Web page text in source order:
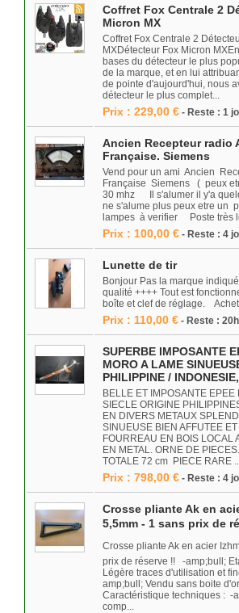
Coffret Fox Centrale 2
Micron MX
Coffret Fox Centrale 2
MXDétecteur Fox Micron
bases du détecteur le plus
de la marque, et en lui
de pointe d'aujourd'hui, nous
détecteur le plus complet...
Prix : 229,00 € - Reste : 1
Ancien Recepteur radio
Française. Siemens
Vend pour un ami Ancien
Française Siemens ( peux
30 mhz Il s'alumer il y'a
ne s'alume plus peux etre un
lampes à verifier Poste très
Prix : 100,00 € - Reste : 4
Lunette de tir
Bonjour Pas la marque
qualité ++++ Tout est
boîte et clef de réglage.
Prix : 110,00 € - Reste :
SUPERBE IMPOSANTE
MORO A LAME
PHILIPPINE /
BELLE ET IMPOSANTE EPEE
SIECLE ORIGINE
EN DIVERS METAUX
SINUEUSE BIEN AFFUTEE
FOURREAU EN BOIS LOCAL
EN METAL. ORNE DE
TOTALE 72 cm PIECE RARE
Prix : 798,00 € - Reste : 4
Crosse pliante Ak en
5,5mm - 1 sans prix de
Crosse pliante Ak en acier
prix de réserve !! -amp;bull;
Légère traces d'utilisation et
amp;bull; Vendu sans boite
Caractéristique techniques : -
comp...